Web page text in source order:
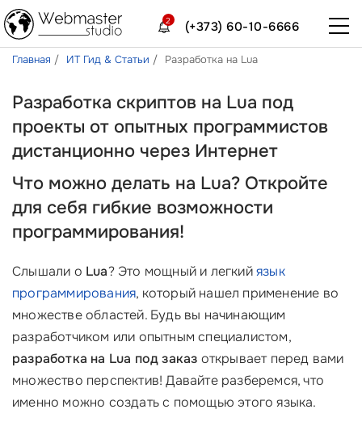
(+373) 60-10-6666
2
Главная ИТ Гид & Статьи Разработка на Lua
Разработка скриптов на Lua под
проекты от опытных программистов
дистанционно через Интернет
Что можно делать на Lua? Откройте
для себя гибкие возможности
программирования!
Слышали о Lua? Это мощный и легкийязык
программирования, который нашел применение во
множестве областей. Будь вы начинающим
разработчиком или опытным специалистом,
разработка на Lua под заказ открывает перед вами
множество перспектив! Давайте разберемся, что
именно можно создать с помощью этого языка.